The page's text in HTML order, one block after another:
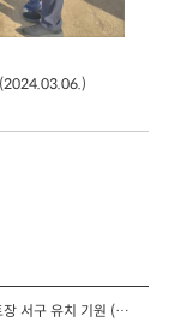
(2024.03.06.)
인천광역시 군구의회, 국제스케이트장 서구 유치 기원 (2024.03.22.)